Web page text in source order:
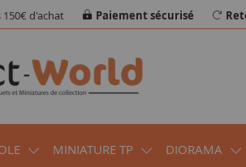
150€ d'achat Paiement sécurisé
MINIATURE TP DIORAMA